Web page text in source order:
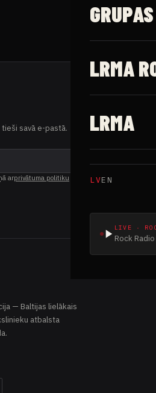
GRUPAS
LRMA
LRMA
LVEN
LIVE ·
Rock
tieši savā e-pastā.
arprivātuma politiku
— Baltijas lielākais
atbalsta